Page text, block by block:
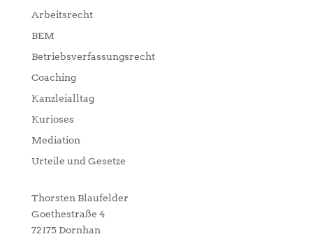
Arbeitsrecht
BEM
Betriebsverfassungsrecht
Coaching
Kanzleialltag
Kurioses
Mediation
Urteile und Gesetze
Thorsten Blaufelder
Goethestraße 4
72175 Dornhan